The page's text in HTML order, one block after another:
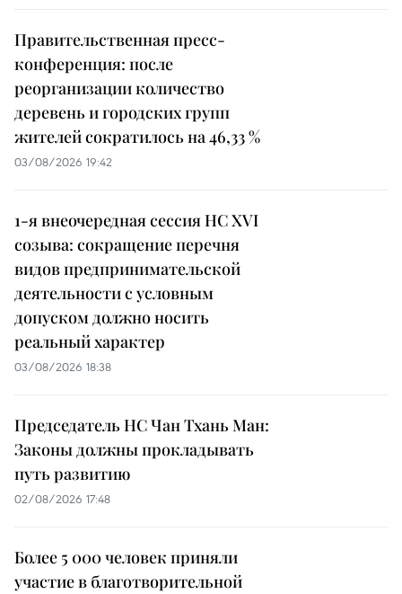
Правительственная пресс-
конференция: после
реорганизации количество
деревень и городских групп
жителей сократилось на 46,33 %
03/08/2026 19:42
1-я внеочередная сессия НС XVI
созыва: сокращение перечня
видов предпринимательской
деятельности с условным
допуском должно носить
реальный характер
03/08/2026 18:38
Председатель НС Чан Тхань Ман:
Законы должны прокладывать
путь развитию
02/08/2026 17:48
Более 5 000 человек приняли
участие в благотворительной